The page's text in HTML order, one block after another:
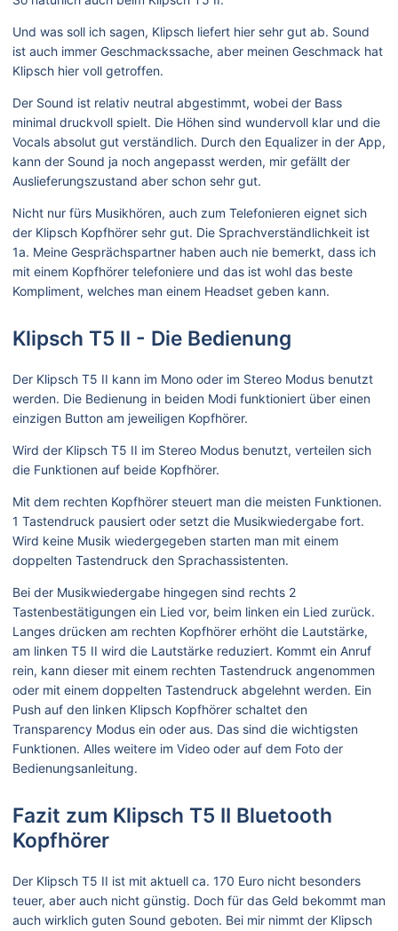
Und was soll ich sagen, Klipsch liefert hier sehr gut ab. Sound
ist auch immer Geschmackssache, aber meinen Geschmack hat
Klipsch hier voll getroffen.
Der Sound ist relativ neutral abgestimmt, wobei der Bass
minimal druckvoll spielt. Die Höhen sind wundervoll klar und die
Vocals absolut gut verständlich. Durch den Equalizer in der App,
kann der Sound ja noch angepasst werden, mir gefällt der
Auslieferungszustand aber schon sehr gut.
Nicht nur fürs Musikhören, auch zum Telefonieren eignet sich
der Klipsch Kopfhörer sehr gut. Die Sprachverständlichkeit ist
1a. Meine Gesprächspartner haben auch nie bemerkt, dass ich
mit einem Kopfhörer telefoniere und das ist wohl das beste
Kompliment, welches man einem Headset geben kann.
Klipsch T5 II - Die Bedienung
Der Klipsch T5 II kann im Mono oder im Stereo Modus benutzt
werden. Die Bedienung in beiden Modi funktioniert über einen
einzigen Button am jeweiligen Kopfhörer.
Wird der Klipsch T5 II im Stereo Modus benutzt, verteilen sich
die Funktionen auf beide Kopfhörer.
Mit dem rechten Kopfhörer steuert man die meisten Funktionen.
1 Tastendruck pausiert oder setzt die Musikwiedergabe fort.
Wird keine Musik wiedergegeben starten man mit einem
doppelten Tastendruck den Sprachassistenten.
Bei der Musikwiedergabe hingegen sind rechts 2
Tastenbestätigungen ein Lied vor, beim linken ein Lied zurück.
Langes drücken am rechten Kopfhörer erhöht die Lautstärke,
am linken T5 II wird die Lautstärke reduziert. Kommt ein Anruf
rein, kann dieser mit einem rechten Tastendruck angenommen
oder mit einem doppelten Tastendruck abgelehnt werden. Ein
Push auf den linken Klipsch Kopfhörer schaltet den
Transparency Modus ein oder aus. Das sind die wichtigsten
Funktionen. Alles weitere im Video oder auf dem Foto der
Bedienungsanleitung.
Fazit zum Klipsch T5 II Bluetooth
Kopfhörer
Der Klipsch T5 II ist mit aktuell ca. 170 Euro nicht besonders
teuer, aber auch nicht günstig. Doch für das Geld bekommt man
auch wirklich guten Sound geboten. Bei mir nimmt der Klipsch